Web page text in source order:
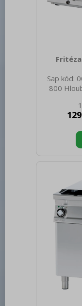
Sap kód:
800
71.00
brutto
typ
0.005
Elektrické